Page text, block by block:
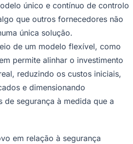
único e contínuo de controlo
que outros fornecedores não
única solução.
de um modelo flexível, como
permite alinhar o investimento
reduzindo os custos iniciais,
e dimensionando
de segurança à medida que a
em relação à segurança